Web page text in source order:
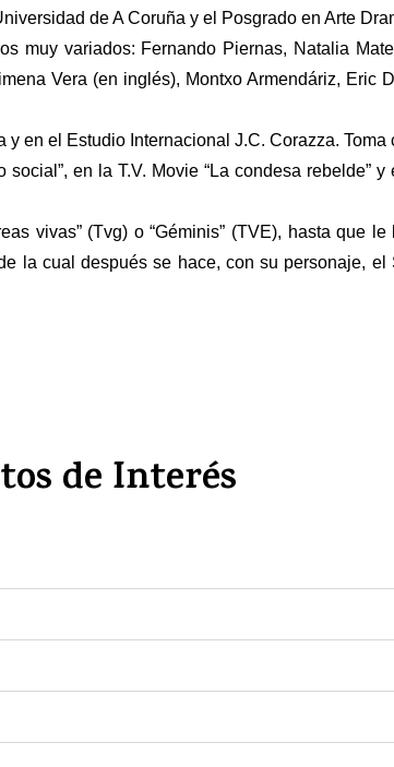
de A Coruña y el Posgrado en Arte
muy variados: Fernando Piernas, Natalia
Vera (en inglés), Montxo Armendáriz, Eric
en el Estudio Internacional J.C. Corazza.
en la T.V. Movie “La condesa rebelde”
vivas” (Tvg) o “Géminis” (TVE), hasta que
la cual después se hace, con su personaje, el
de Interés